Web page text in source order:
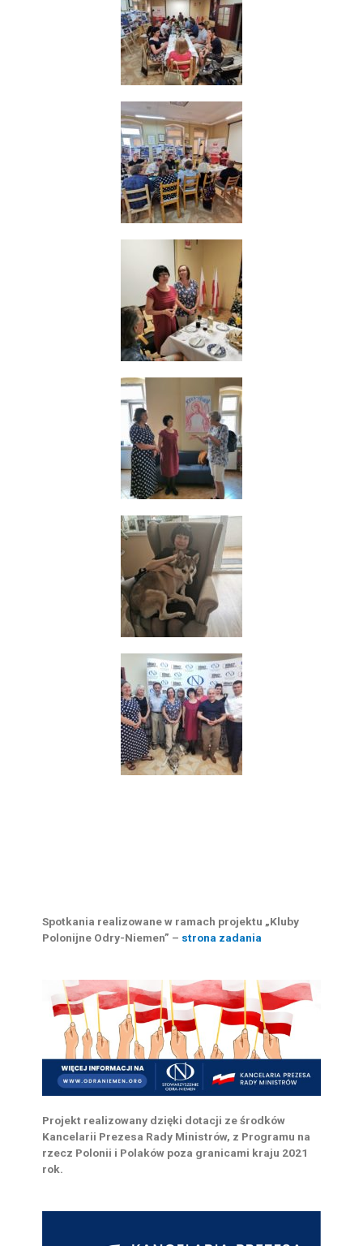
Spotkania realizowane w ramach projektu „Kluby
Polonijne Odry-Niemen” – strona zadania
Projekt realizowany dzięki dotacji ze środków
Kancelarii Prezesa Rady Ministrów, z Programu na
rzecz Polonii i Polaków poza granicami kraju 2021
rok.